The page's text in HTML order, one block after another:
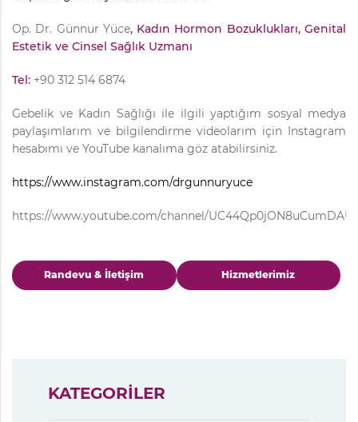
Op. Dr. Günnur Yüce, Kadın Hormon Bozuklukları, Genital
Estetik ve Cinsel Sağlık Uzmanı
Tel: +90 312 514 6874
Gebelik ve Kadın Sağlığı ile ilgili yaptığım sosyal medya
paylaşımlarım ve bilgilendirme videolarım için Instagram
hesabımı ve YouTube kanalıma göz atabilirsiniz.
https://www.instagram.com/drgunnuryuce
https://www.youtube.com/channel/
Randevu & İletişim Hizmetlerimiz
KATEGORİLER